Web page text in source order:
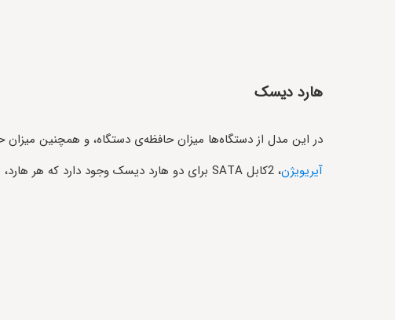
هارد دیسک
در این مدل از دستگاه‌ها میزان حافظه‌ی دستگاه، و همچنین میزان
آیریویژن، 2کابل SATA برای دو هارد دیسک وجود دارد که هر هارد، ظرفیتی معادل 10 ترابایت را قادر است پشتیبانی نماید. این دستگاه فاقد eSATA و همچنین آرایه می‌باشد.